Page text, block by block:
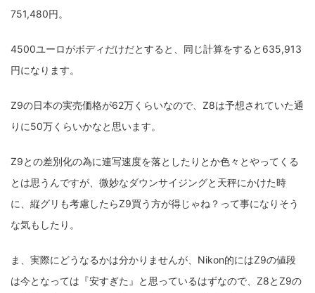
751,480円。
4500ユーロがボディだけだとすると、同じ計算をすると635,913
円になります。
Z9の日本の実売価格が62万くらいなので、Z8は予想されていた通
りに50万くらいかなと思います。
Z9との差別化の為に連写速度を落としたりとか色々とやってくる
とは思うんですが、微妙なダウンサイジングと天秤にかけた時
に、縦グリも考慮したらZ9買う方が得じゃね？って事になりそう
な気もしたり。
ま、実際にどうなるかは分かりませんが、Nikon的にはZ9の値段
は今となっては『安すぎた』と思っているはずなので、Z8とZ9の